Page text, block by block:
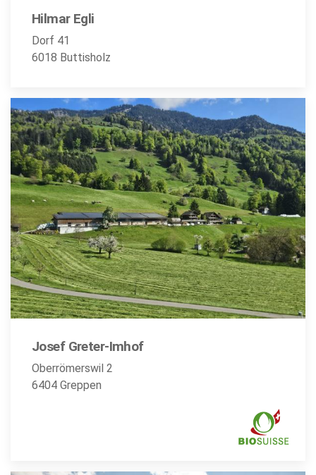
Hilmar Egli
Dorf 41
6018 Buttisholz
Josef Greter-Imhof
Oberrömerswil 2
6404 Greppen